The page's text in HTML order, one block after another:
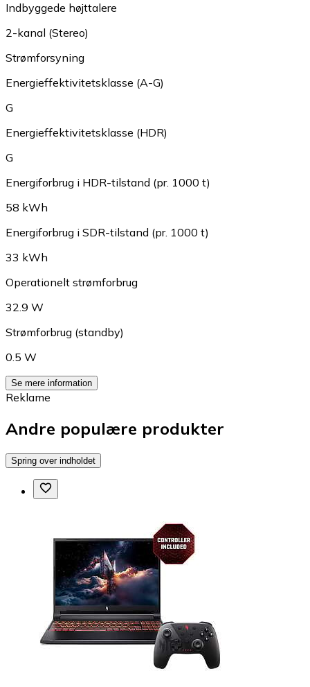
Indbyggede højttalere
2-kanal (Stereo)
Strømforsyning
Energieffektivitetsklasse (A-G)
G
Energieffektivitetsklasse (HDR)
G
Energiforbrug i HDR-tilstand (pr. 1000 t)
58 kWh
Energiforbrug i SDR-tilstand (pr. 1000 t)
33 kWh
Operationelt strømforbrug
32.9 W
Strømforbrug (standby)
0.5 W
Se mere information
Reklame
Andre populære produkter
Spring over indholdet